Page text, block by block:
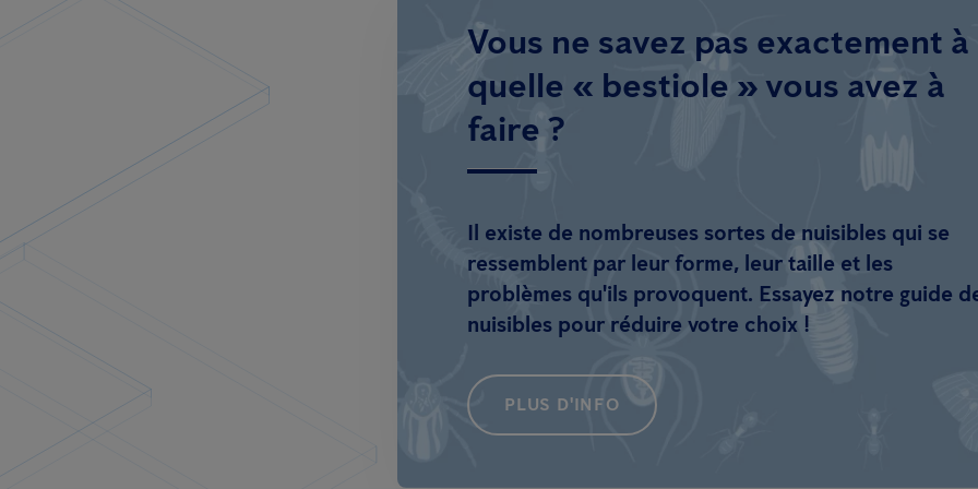
Vous ne savez pas exactement à
quelle « bestiole » vous avez à
faire ?
Il existe de nombreuses sortes de nuisibles qui se
ressemblent par leur forme, leur taille et les
problèmes qu'ils provoquent. Essayez notre guide
nuisibles pour réduire votre choix !
PLUS D'INFO